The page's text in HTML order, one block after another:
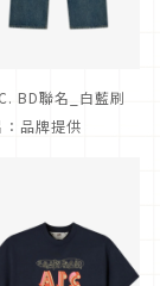
BD聯名_白藍刷
品牌提供